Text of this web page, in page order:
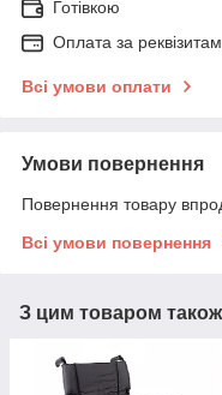
Готівкою
Оплата за
Всі умови оплати
Умови повернення
Повернення товару
Всі умови повернення
З цим товаром